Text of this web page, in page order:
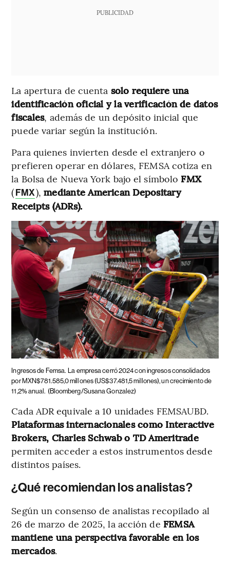
PUBLICIDAD
La apertura de cuenta solo requiere una
identificación oficial y la verificación de datos
fiscales, además de un depósito inicial que
puede variar según la institución.
Para quienes invierten desde el extranjero o
prefieren operar en dólares, FEMSA cotiza en
la Bolsa de Nueva York bajo el símbolo FMX
(FMX),mediante American Depositary
Receipts (ADRs).
Ingresos de Femsa. La empresa cerró 2024 con ingresos consolidados
por MXN$781.585,0 millones (US$37.481,5 millones), un crecimiento de
11,2% anual. (Bloomberg/Susana Gonzalez)
Cada ADR equivale a 10 unidades FEMSAUBD.
Plataformas internacionales como Interactive
Brokers, Charles Schwab o TD Ameritrade
permiten acceder a estos instrumentos desde
distintos países.
¿Qué recomiendan los analistas?
Según un consenso de analistas recopilado al
26 de marzo de 2025, la acción de FEMSA
mantiene una perspectiva favorable en los
mercados.